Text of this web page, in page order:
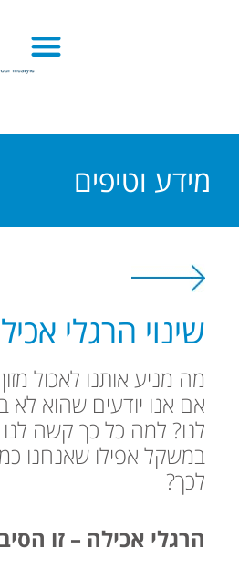
מידע וטיפים
שינוי הרגלי
מה מניע אותנו לאכול
אם אנו יודעים שהוא לא
לנו? למה כל כך קשה
במשקל אפילו שאנחנו
לכך?
הרגלי אכילה – זו